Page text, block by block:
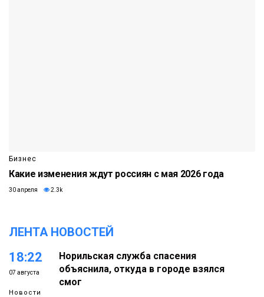
Бизнес
Какие изменения ждут россиян с мая 2026 года
30 апреля 2.3k
ЛЕНТА НОВОСТЕЙ
18:22
07 августа
Новости
Норильская служба спасения
объяснила, откуда в городе взялся
смог